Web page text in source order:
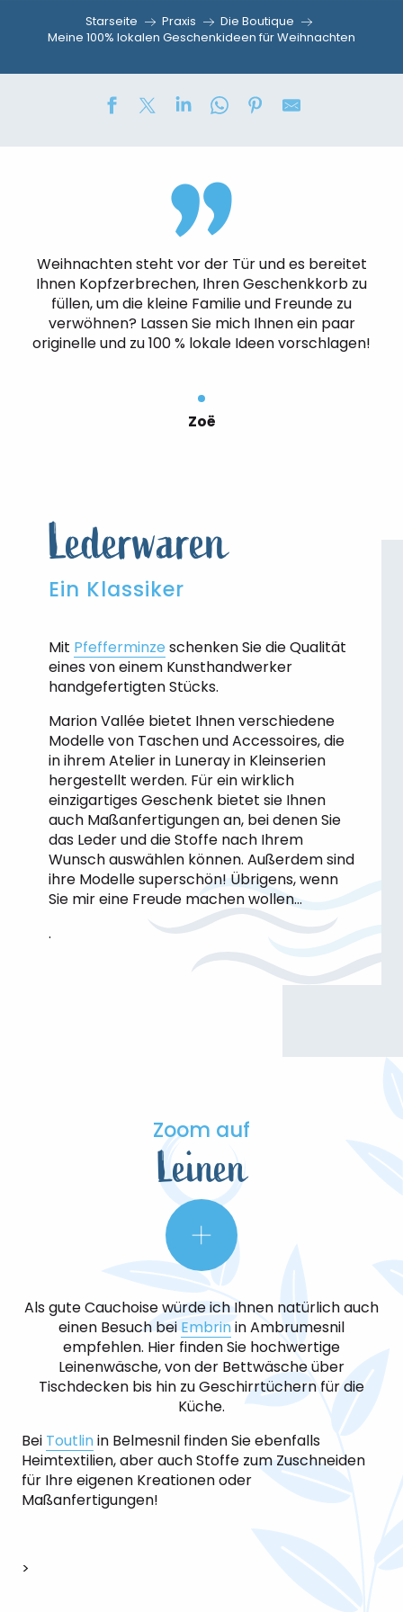
Starseite Praxis
Die Boutique
Meine 100% lokalen Geschenkideen für Weihnachten
Weihnachten steht vor der Tür und es bereitet
Ihnen Kopfzerbrechen, Ihren Geschenkkorb zu
füllen, um die kleine Familie und Freunde zu
verwöhnen? Lassen Sie mich Ihnen ein paar
originelle und zu 100 % lokale Ideen vorschlagen!
Zoë
Lederwaren
Ein Klassiker
Mit Pfefferminze schenken Sie die Qualität
eines von einem Kunsthandwerker
handgefertigten Stücks.
Marion Vallée bietet Ihnen verschiedene
Modelle von Taschen und Accessoires, die
in ihrem Atelier in Luneray in Kleinserien
hergestellt werden. Für ein wirklich
einzigartiges Geschenk bietet sie Ihnen
auch Maßanfertigungen an, bei denen Sie
das Leder und die Stoffe nach Ihrem
Wunsch auswählen können. Außerdem sind
ihre Modelle superschön! Übrigens, wenn
Sie mir eine Freude machen wollen…
.
Zoom auf
Leinen
Als gute Cauchoise würde ich Ihnen natürlich auch
einen Besuch beiEmbrinin Ambrumesnil
empfehlen. Hier finden Sie hochwertige
Leinenwäsche, von der Bettwäsche über
Tischdecken bis hin zu Geschirrtüchern für die
Küche.
Bei Toutlinin Belmesnil finden Sie ebenfalls
Heimtextilien, aber auch Stoffe zum Zuschneiden
für Ihre eigenen Kreationen oder
Maßanfertigungen!
>